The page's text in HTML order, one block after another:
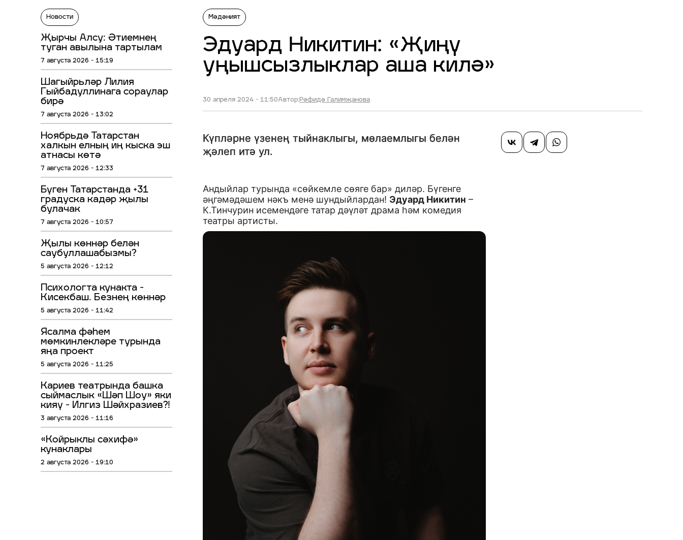
Новости
Җырчы Алсу: Әтиемнең
туган авылына тартылам
7 августа 2026 - 15:19
Шагыйрьләр Лилия
Гыйбадуллинага сораулар
бирә
7 августа 2026 - 13:02
Ноябрьдә Татарстан
халкын елның иң кыска эш
атнасы көтә
7 августа 2026 - 12:33
Бүген Татарстанда +31
градуска кадәр җылы
булачак
7 августа 2026 - 10:57
Җылы көннәр белән
саубуллашабызмы?
5 августа 2026 - 12:12
Психологта кунакта -
Кисекбаш. Безнең көннәр
5 августа 2026 - 11:42
Ясалма фәһем
мөмкинлекләре турында
яңа проект
5 августа 2026 - 11:25
Кариев театрында башка
сыймаслык «Шәп Шоу» яки
кияү - Илгиз Шәйхразиев?!
3 августа 2026 - 11:16
«Койрыклы сәхифә»
кунаклары
2 августа 2026 - 19:10
Мәдәният
Эдуард Никитин: «Җиңү
уңышсызлыклар аша килә»
30 апреля 2024 - 11:50Автор:Рәфидә Галимҗанова
Күпләрне үзенең тыйнаклыгы, мөлаемлыгы белән
җәлеп итә ул.
Андыйлар турында «сөйкемле сөяге бар» диләр. Бүгенге
әңгәмәдәшем нәкъ менә шундыйлардан! Эдуард Никитин –
К.Тинчурин исемендәге татар дәүләт драма һәм комедия
театры артисты.